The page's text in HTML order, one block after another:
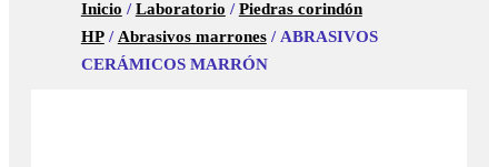
Inicio /Laboratorio /Piedras corindón
HP/ Abrasivos marrones/ ABRASIVOS
CERÁMICOS MARRÓN